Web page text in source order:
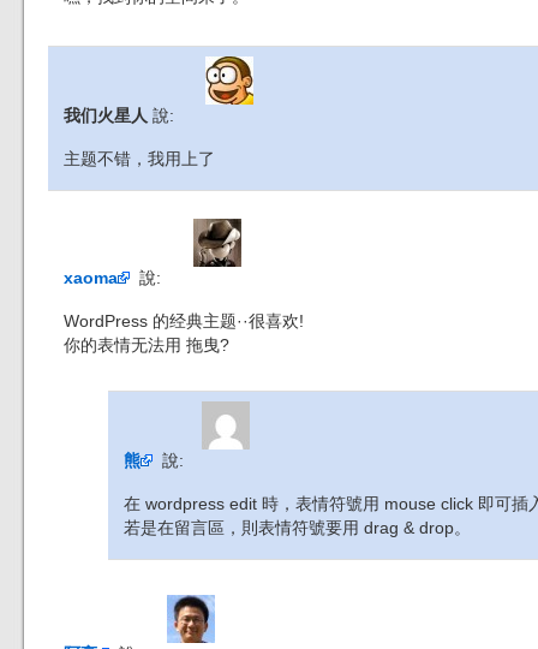
我们火星人 說:
主题不错，我用上了
xaoma 說:
WordPress 的经典主题··很喜欢!
你的表情无法用 拖曳?
熊 說:
在 wordpress edit 時，表情符號用 mouse click 即可插
若是在留言區，則表情符號要用 drag & drop。